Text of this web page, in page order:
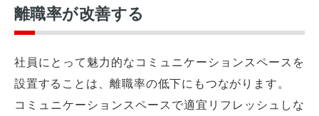
離職率が改善する
社員にとって魅力的なコミュニケーションスペースを
設置することは、離職率の低下にもつながります。
コミュニケーションスペースで適宜リフレッシュしな